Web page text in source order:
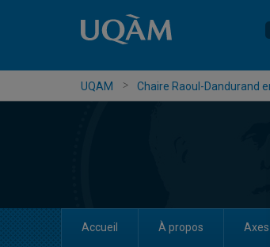
UQAM Chaire Raoul-Dandurand
Accueil À propos Axes